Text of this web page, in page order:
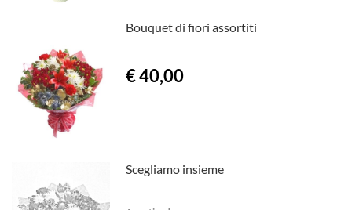
Bouquet di fiori assortiti
€ 40,00
Scegliamo insieme